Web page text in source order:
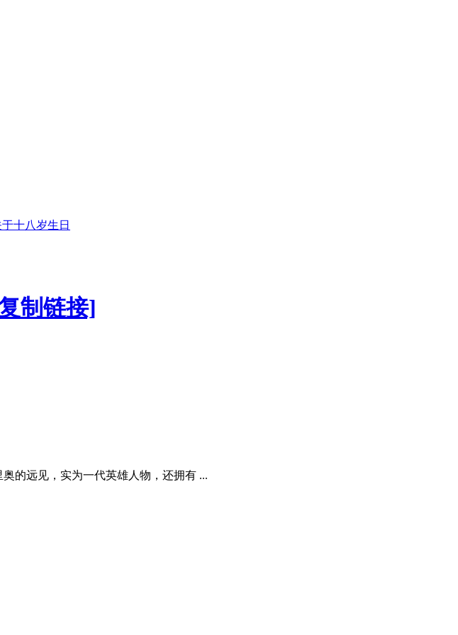
十八岁生日
制链接]
的远见，实为一代英雄人物，还拥有 ...